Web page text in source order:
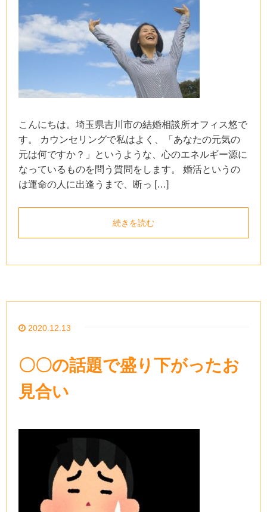
こんにちは。埼玉県吉川市の結婚相談所オフィス悠で
す。 カウンセリングで私はよく、「あなたの元気の
元は何ですか？」というような、心のエネルギー源に
なっているものを問う質問をします。 婚活というの
は運命の人に出逢うまで、断っ […]
続きを読む
2020.12.13
〇〇の話題で盛り下がったお
見合い